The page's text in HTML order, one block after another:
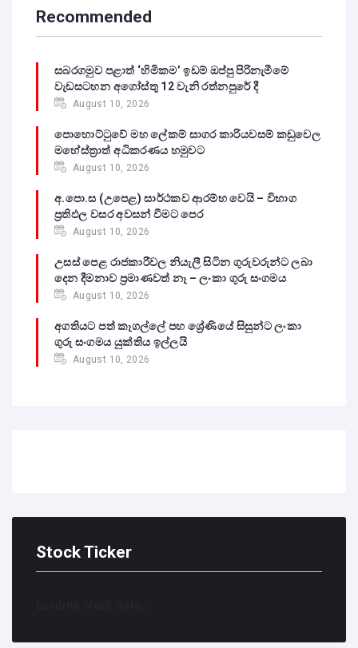
Recommended
සබරගමුව පළාත් ‘හිමිකම’ ඉඩම් ඔප්පු පිරිනැමීමේ
වැඩසටහන අගෝස්තු 12 වැනි රත්නපුරේ දී
August 10, 2026
පොහොට්ටුවේ මහ ලේකම් සාගර කාරියවසම් කඩුවෙල
මහේස්ත්‍රාත් අධිකරණය හමුවට
August 10, 2026
අ.පො.ස (උපෙළ) සාර්ථකව ආරම්භ වෙයි – විභාග
ප්‍රතිඵල වසර අවසන් වීමට පෙර
August 10, 2026
උසස් පෙළ රාජකාරීවල නියැලී සිටින ගුරුවරුන්ට ලබා
දෙන දීමනාව ප්‍රමාණවත් නෑ – ලංකා ගුරු සංගමය
August 10, 2026
අගතියට පත් කෑගල්ලේ පහ ශ්‍රේණියේ සිසුන්ට ලංකා
ගුරු සංගමය යුක්තිය ඉල්ලයි
August 10, 2026
Stock Ticker
Loading stock data...